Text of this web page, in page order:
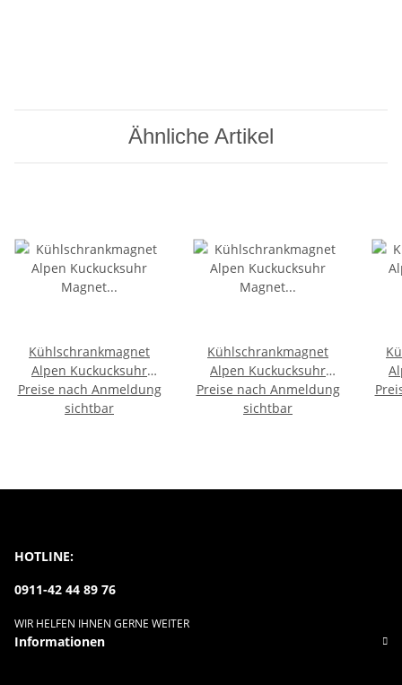
Ähnliche Artikel
Kühlschrankmagnet
Alpen Kuckucksuhr
Magnet
LiebespaarMitbringsel
Preise nach Anmeldung
sichtbar
Kühlschrankmagnet
Alpen Kuckucksuhr
Magnet
Urlaubserinnerung
Preise nach Anmeldung
sichtbar
HOTLINE:
0911-42 44 89 76
WIR HELFEN IHNEN GERNE WEITER
Informationen